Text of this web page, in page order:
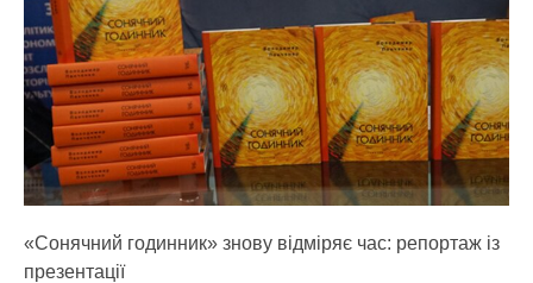
«Сонячний годинник» знову відміряє час: репортаж із
презентації